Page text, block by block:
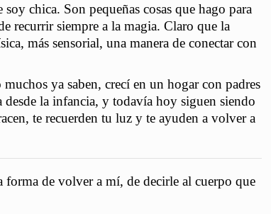
chica. Son pequeñas cosas que hago para
recurrir siempre a la magia. Claro que la
más sensorial, una manera de conectar con
ya saben, crecí en un hogar con padres
desde la infancia, y todavía hoy siguen siendo
te recuerden tu luz y te ayuden a volver a
de volver a mí, de decirle al cuerpo que